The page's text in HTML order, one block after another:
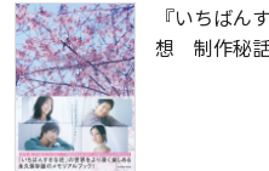
『いちばん
想 制作秘話